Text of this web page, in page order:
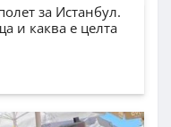
за Истанбул.
и каква е целта